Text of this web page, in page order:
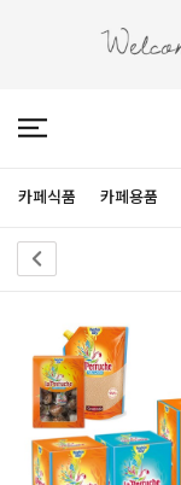
카페식품 카페용품